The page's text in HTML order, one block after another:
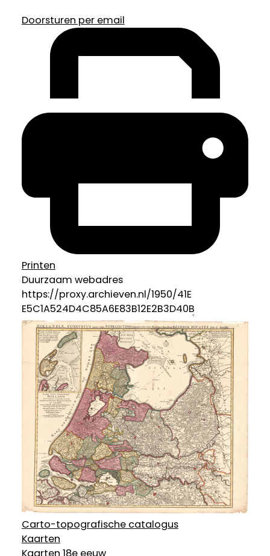
Doorsturen per email
Printen
Duurzaam webadres
Carto-topografische catalogus
Kaarten